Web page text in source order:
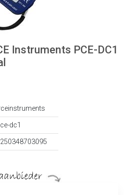
Instruments PCE-DC1
dc1